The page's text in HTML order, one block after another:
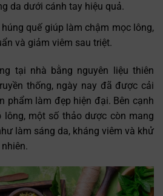
da dưới cánh tay hiệu quả.
quế giúp làm chậm mọc lông,
và giảm viêm sau triệt.
tại nhà bằng nguyên liệu thiên
thống, ngày nay đã được cải
phẩm làm đẹp hiện đại. Bên cạnh
một số thảo dược còn mang
làm sáng da, kháng viêm và khử